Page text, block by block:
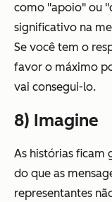
como "apoio" ou
significativo na
Se você tem o
favor o máximo
vai consegui-lo.
8) Imagine
As histórias ficam
do que as
representantes